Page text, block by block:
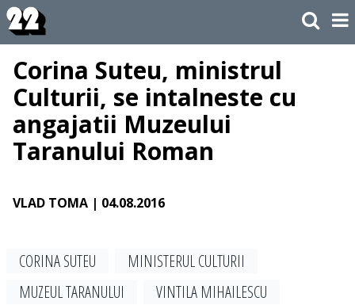
Corina Suteu, ministrul
Culturii, se intalneste cu
angajatii Muzeului
Taranului Roman
VLAD TOMA | 04.08.2016
CORINA SUTEU
MINISTERUL CULTURII
MUZEUL TARANULUI
VINTILA MIHAILESCU